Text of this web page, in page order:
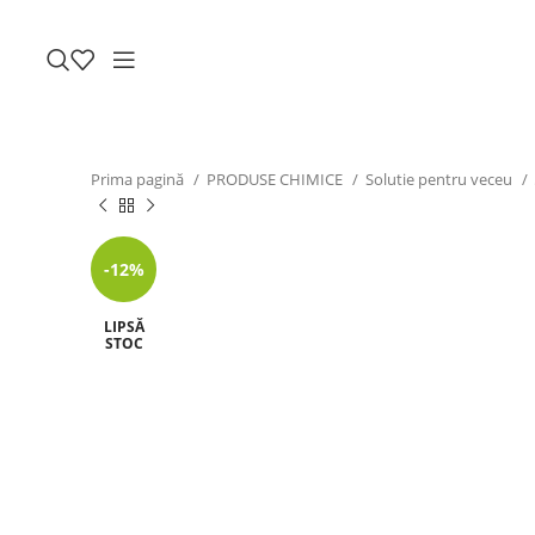
Prima pagină PRODUSE CHIMICE Solutie pentru veceu
-12%
LIPSĂ
STOC